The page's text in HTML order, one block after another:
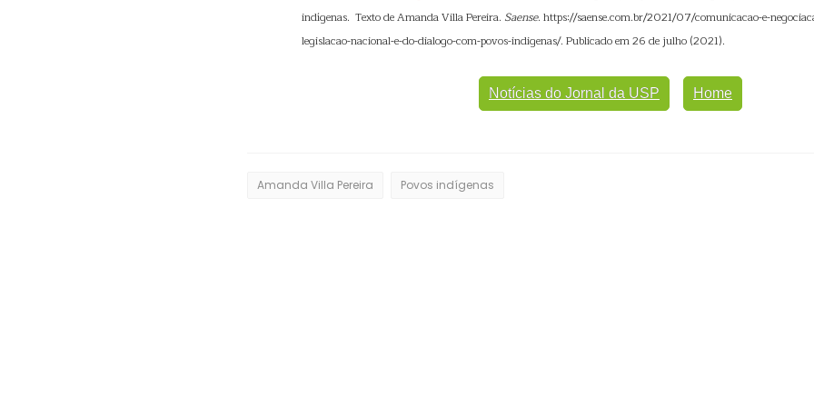
indígenas. Texto de Amanda Villa Pereira. Saense. https://saense.com.br/2021/07/comunicacao-e-
legislacao-nacional-e-do-dialogo-com-povos-indigenas/. Publicado em 26 de julho (2021).
Notícias do Jornal da USP Home
Amanda Villa Pereira Povos indígenas